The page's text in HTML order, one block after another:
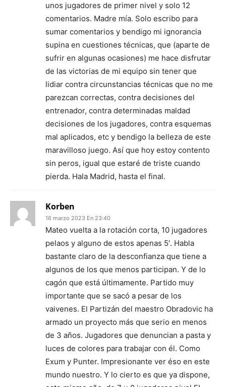
unos jugadores de primer nivel y solo 12
comentarios. Madre mía. Solo escribo para
sumar comentarios y bendigo mi ignorancia
supina en cuestiones técnicas, que (aparte de
sufrir en algunas ocasiones) me hace disfrutar
de las victorias de mi equipo sin tener que
lidiar contra circunstancias técnicas que no me
parezcan correctas, contra decisiones del
entrenador, contra determinadas maldad
decisiones de los jugadores, contra esquemas
mal aplicados, etc y bendigo la belleza de este
maravilloso juego. Así que hoy estoy contento
sin peros, igual que estaré de triste cuando
pierda. Hala Madrid, hasta el final.
Korben
16 marzo 2023 En 23:40
Mateo vuelta a la rotación corta, 10 jugadores
pelaos y alguno de estos apenas 5′. Habla
bastante claro de la desconfianza que tiene a
algunos de los que menos participan. Y de lo
cagón que está últimamente. Partido muy
importante que se sacó a pesar de los
vaivenes. El Partizán del maestro Obradovic ha
armado un proyecto más que serio en menos
de 3 años. Jugadores que denuncian a pasta y
luces de colores para trabajar con él. Como
Exum y Punter. Impresionante ver éso en este
mundo nuestro. Y lo cierto es que ya dispone,